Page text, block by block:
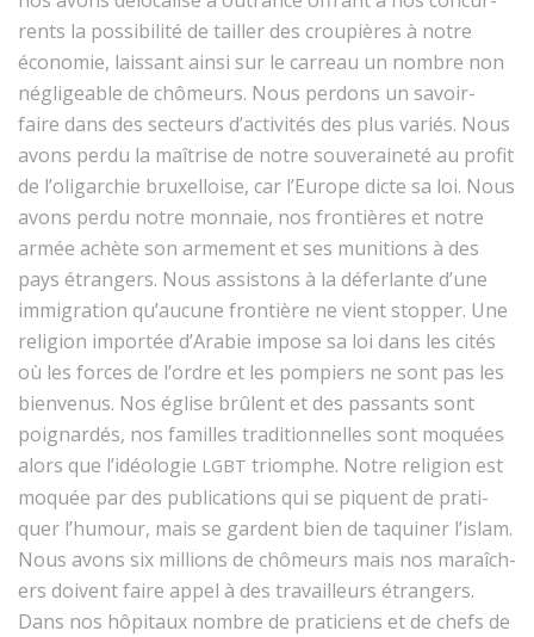
rents la pos­si­bil­ité de tailler des croupières à notre
économie, lais­sant ain­si sur le car­reau un nom­bre non
nég­lige­able de chômeurs. Nous per­dons un savoir-
faire dans des secteurs d’ac­tiv­ités des plus var­iés. Nous
avons per­du la maîtrise de notre sou­veraineté au prof­it
de l’oli­garchie brux­el­loise, car l’Eu­rope dicte sa loi. Nous
avons per­du notre mon­naie, nos fron­tières et notre
armée achète son arme­ment et ses muni­tions à des
pays étrangers. Nous assis­tons à la défer­lante d’une
immi­gra­tion qu’au­cune fron­tière ne vient stop­per. Une
reli­gion importée d’Ara­bie impose sa loi dans les cités
où les forces de l’or­dre et les pom­piers ne sont pas les
bien­venus. Nos église brû­lent et des pas­sants sont
poignardés, nos familles tra­di­tion­nelles sont moquées
alors que l’idéolo­gie LGBT tri­om­phe. Notre reli­gion est
moquée par des pub­li­ca­tions qui se piquent de pra­ti­
quer l’hu­mour, mais se gar­dent bien de taquin­er l’is­lam.
Nous avons six mil­lions de chômeurs mais nos maraîch­
ers doivent faire appel à des tra­vailleurs étrangers.
Dans nos hôpi­taux nom­bre de prati­ciens et de chefs de